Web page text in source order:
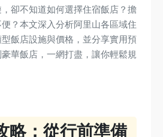
卻不知道如何選擇住宿飯店？擔
？本文深入分析阿里山各區域住
飯店設施與價格，並分享實用預
華飯店，一網打盡，讓你輕鬆規
略：從行前準備